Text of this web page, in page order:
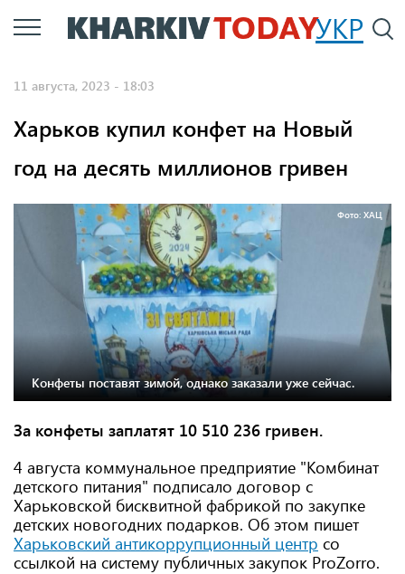
Перейти
к
УКР
11 августа, 2023 - 18:03
Харьков купил конфет на Новый
год на десять миллионов гривен
Фото: ХАЦ
Конфеты поставят зимой, однако заказали уже сейчас.
За конфеты заплатят 10 510 236 гривен.
4 августа коммунальное предприятие "Комбинат
детского питания" подписало договор с
Харьковской бисквитной фабрикой по закупке
детских новогодних подарков. Об этом пишет
Харьковский антикоррупционный центр со
ссылкой на систему публичных закупок ProZorro.